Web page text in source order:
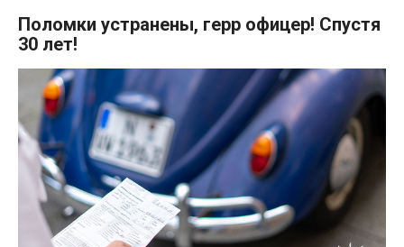
Поломки устранены, герр офицер! Спустя
30 лет!